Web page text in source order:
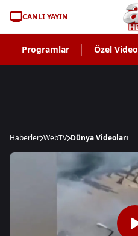
CANLI YAYIN
Programlar Özel Video
Haberler WebTV Dünya Videoları